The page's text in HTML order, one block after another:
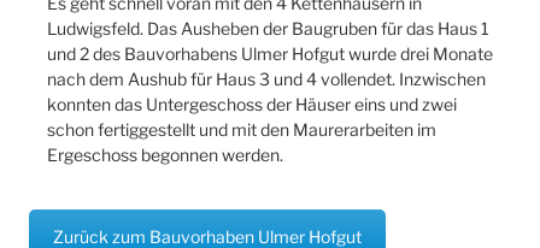
Ludwigsfeld. Das Ausheben der Baugruben für das Haus 1
und 2 des Bauvorhabens Ulmer Hofgut wurde drei Monate
nach dem Aushub für Haus 3 und 4 vollendet. Inzwischen
konnten das Untergeschoss der Häuser eins und zwei
schon fertiggestellt und mit den Maurerarbeiten im
Ergeschoss begonnen werden.
Zurück zum Bauvorhaben Ulmer Hofgut